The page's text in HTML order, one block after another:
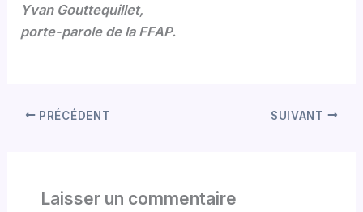
Yvan Gouttequillet,
porte-parole de la FFAP.
PRÉCÉDENT SUIVANT
Laisser un commentaire